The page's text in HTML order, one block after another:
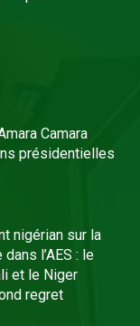
Camara
présidentielles
nigérian sur la
l’AES : le
et le Niger
regret